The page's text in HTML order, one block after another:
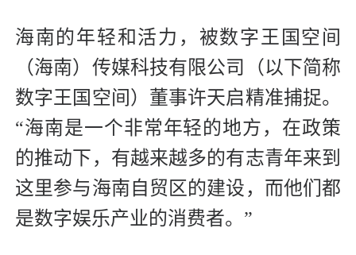
海南的年轻和活力，被数字王国空间
（海南）传媒科技有限公司（以下简称
数字王国空间）董事许天启精准捕捉。
“海南是一个非常年轻的地方，在政策
的推动下，有越来越多的有志青年来到
这里参与海南自贸区的建设，而他们都
是数字娱乐产业的消费者。”